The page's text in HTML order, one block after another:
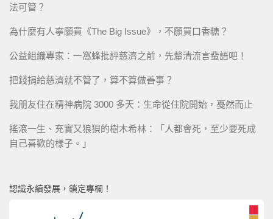
法可管？
為什麼有人寧願買《The Big Issue》，不願買口香糖？
公益組織專家：一窩蜂批評慈濟之前，先釐清流言蜚語吧！
把錢捐給慈濟就不管了，算不算做善事？
我朋友住在精神病院 3000 多天：生命從住院開始，戞然而止
搖滾一生、充實又狼狽的樹木希林：「人都會死，至少要死成
自己喜歡的樣子。」
認識永續發展，鎖定專欄！